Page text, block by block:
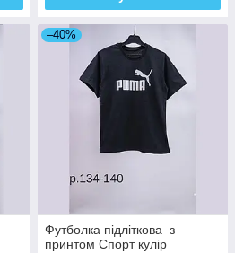
–40%
Футболка підліткова з
принтом Спорт кулір